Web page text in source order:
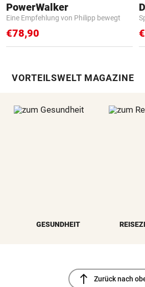
PowerWalker
Eine Empfehlung von Philipp bewegt
€78,90
VORTEILSWELT MAGAZINE
GESUNDHEIT
north Zurück nach